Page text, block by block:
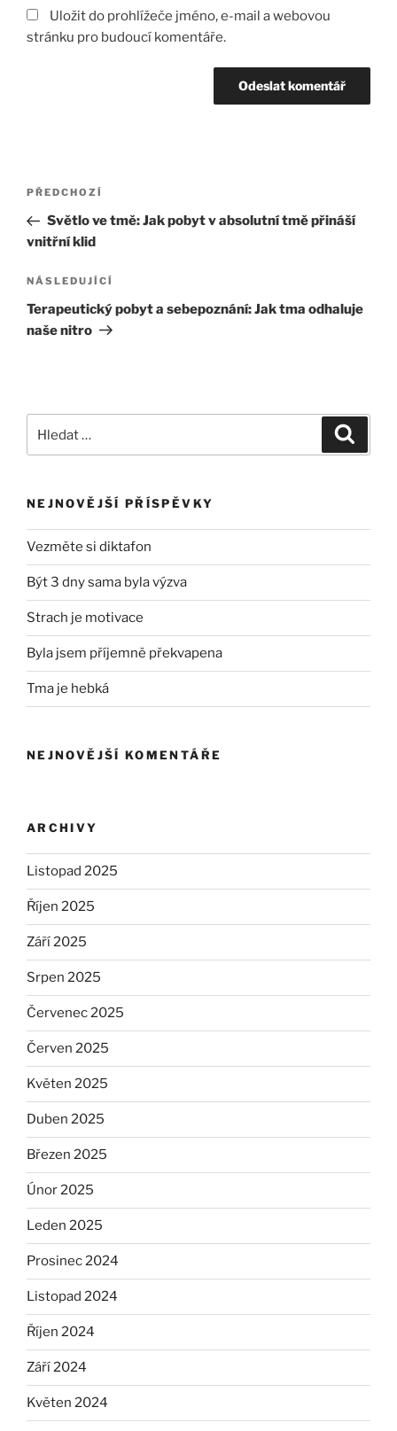
Uložit do prohlížeče jméno, e-mail a webovou
stránku pro budoucí komentáře.
Navigace
příspěvek
Předchozí
příspěvek
PŘEDCHOZÍ
Světlo ve tmě: Jak pobyt v absolutní tmě přináší
vnitřní klid
Následující
příspěvek
NÁSLEDUJÍCÍ
Terapeutický pobyt a sebepoznání: Jak tma odhaluje
naše nitro
NEJNOVĚJŠÍ PŘÍSPĚVKY
Vezměte si diktafon
Být 3 dny sama byla výzva
Strach je motivace
Byla jsem příjemně překvapena
Tma je hebká
NEJNOVĚJŠÍ KOMENTÁŘE
ARCHIVY
Listopad 2025
Říjen 2025
Září 2025
Srpen 2025
Červenec 2025
Červen 2025
Květen 2025
Duben 2025
Březen 2025
Únor 2025
Leden 2025
Prosinec 2024
Listopad 2024
Říjen 2024
Září 2024
Květen 2024